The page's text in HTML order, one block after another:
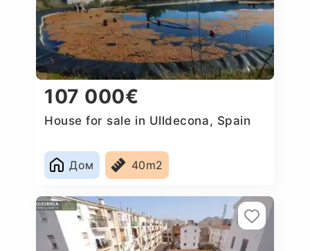
107 000€
House for sale in Ulldecona, Spain
Дом 40m2